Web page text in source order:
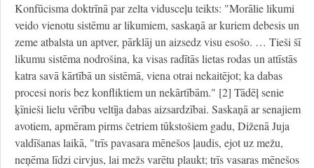
Konfūcisma doktrīnā par zelta vidusceļu teikts: "Morālie likumi
veido vienotu sistēmu ar likumiem, saskaņā ar kuriem debesis un
zeme atbalsta un aptver, pārklāj un aizsedz visu esošo. … Tieši šī
likumu sistēma nodrošina, ka visas radītās lietas rodas un attīstās
katra savā kārtībā un sistēmā, viena otrai nekaitējot; ka dabas
procesi noris bez konfliktiem un nekārtībām." [2] Tādēļ senie
ķīnieši lielu vērību veltīja dabas aizsardzībai. Saskaņā ar senajiem
avotiem, apmēram pirms četriem tūkstošiem gadu, Diženā Juja
valdīšanas laikā, "trīs pavasara mēnešos ļaudis, ejot uz mežu,
neņēma līdzi cirvjus, lai mežs varētu plaukt; trīs vasaras mēnešos